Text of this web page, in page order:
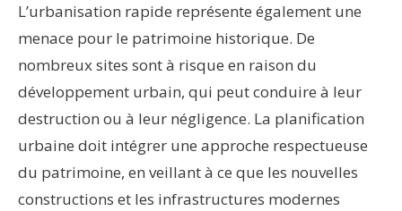
L’urbanisation rapide représente également une
menace pour le patrimoine historique. De
nombreux sites sont à risque en raison du
développement urbain, qui peut conduire à leur
destruction ou à leur négligence. La planification
urbaine doit intégrer une approche respectueuse
du patrimoine, en veillant à ce que les nouvelles
constructions et les infrastructures modernes